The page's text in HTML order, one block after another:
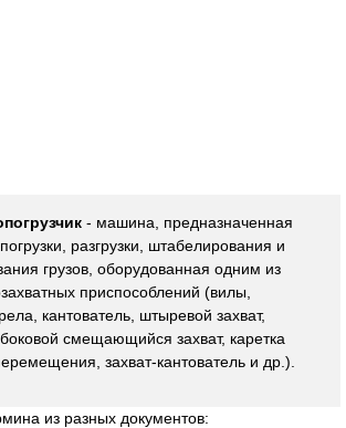
- машина, предназначенная
разгрузки, штабелирования и
грузов, оборудованная одним из
приспособлений (вилы,
кантователь, штыревой захват,
смещающийся захват, каретка
захват-кантователь и др.).
из разных документов: